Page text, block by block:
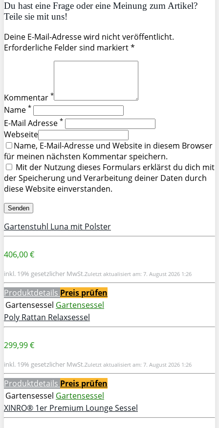
Du hast eine Frage oder eine Meinung zum Artikel?
Teile sie mit uns!
Deine E-Mail-Adresse wird nicht veröffentlicht.
Erforderliche Felder sind markiert *
Kommentar *
Name *
E-Mail Adresse *
Webseite
Name, E-Mail-Adresse und Website in diesem Browser
für meinen nächsten Kommentar speichern.
Mit der Nutzung dieses Formulars erklärst du dich mit
der Speicherung und Verarbeitung deiner Daten durch
diese Website einverstanden.
Gartenstuhl Luna mit Polster
406,00 €
inkl. 19% gesetzlicher MwSt.Zuletzt aktualisiert am: 7. August 2026 1:26
Produktdetails Preis prüfen
Gartensessel Gartensessel
Poly Rattan Relaxsessel
299,99 €
inkl. 19% gesetzlicher MwSt.Zuletzt aktualisiert am: 7. August 2026 1:26
Produktdetails Preis prüfen
Gartensessel Gartensessel
XINRO® 1er Premium Lounge Sessel